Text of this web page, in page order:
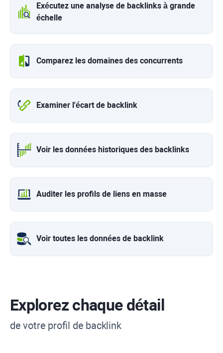
Exécutez une analyse de backlinks à grande
échelle
Comparez les domaines des concurrents
Examiner l'écart de backlink
Voir les données historiques des backlinks
Auditer les profils de liens en masse
Voir toutes les données de backlink
Explorez chaque détail
de votre profil de backlink